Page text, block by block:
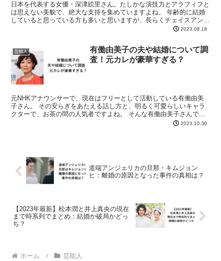
日本を代表する女優・深津絵里さん。たしかな演技力とアラフィフと
は思えない美貌で、絶大な支持を集めていますよね。 年齢的に結婚
していると思っている方も多いと思いますが、長らくチェイスアン
リ，国籍，家族，中学校，小学校，交際中のお相手・白山春久...
2023.08.18
芸能人
有働由美子の夫や結婚について調
査！元カレが豪華すぎる？
元NHKアナウンサーで、現在はフリーとして活動している有働由美
子さん。 その安らぎをあたえる話し方と、明るく可愛らしいキャラ
クターで、お茶の間の人気者ですよね。 そんな有働由美子さんです
が、2021年現在結婚しているのでしょうか？ 今回は、...
2023.10.30
道端アンジェリカの旦那・キムジョン
ヒ：離婚の原因となった事件の真相は？
【2023年最新】松本潤と井上真央の現在
まで時系列でまとめ：結婚か破局かどっ
ち？
ホーム 芸能人